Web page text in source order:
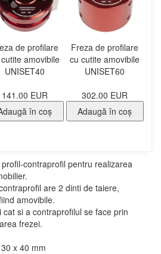
de profilare
amovibile
UNISET40
141.00 EUR
în coş
Freza de profilare
cu cutite amovibile
UNISET60
302.00 EUR
Adaugă în coş
contraprofil pentru realizarea
are 2 dinti de taiere,
amovibile.
cat si a contraprofilul se face prin
frezei.
x 40 mm